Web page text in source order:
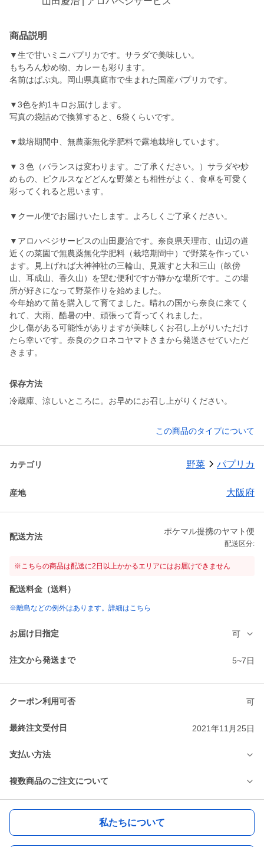
商品説明
▼生で甘いミニパプリカです。サラダで美味しい。
もちろん炒め物、カレーも彩ります。
名前はぱぷ丸。岡山県真庭市で生まれた国産パプリカです。
▼3色を約1キロお届けします。
写真の袋詰めで換算すると、6袋くらいです。
▼栽培期間中、無農薬無化学肥料で露地栽培しています。
▼３色（バランスは変わります。ご了承ください。）サラダや炒
めもの、ピクルスなどどんな野菜とも相性がよく、食卓を可愛く
彩ってくれると思います。
▼クール便でお届けいたします。よろしくご了承ください。
▼アロハベジサービスの山田慶治です。奈良県天理市、山辺の道
近くの菜園で無農薬無化学肥料（栽培期間中）で野菜を作ってい
ます。見上げれば大神神社の三輪山、見渡すと大和三山（畝傍
山、耳成山、香久山）を望む便利ですが静かな場所です。この場
所が好きになって野菜作りを始めました。
今年始めて苗を購入して育てました。晴れの国から奈良に来てく
れて、大雨、酷暑の中、頑張って育ってくれました。
少し傷がある可能性がありますが美味しくお召し上がりいただけ
たら幸いです。奈良のクロネコヤマトさまから発送させていただ
保存方法
冷蔵庫、涼しいところに。お早めにお召し上がりください。
この商品のタイプについて
カテゴリ 野菜 パプリカ
産地 大阪府
配送方法
ポケマル提携のヤマト便
配送区分:
※こちらの商品は配送に2日以上かかるエリアにはお届けできません
配送料金（送料）
※離島などの例外はあります。詳細はこちら
お届け日指定 可
注文から発送まで 5~7日
クーポン利用可否 可
最終注文受付日 2021年11月25日
支払い方法
複数商品のご注文について
私たちについて